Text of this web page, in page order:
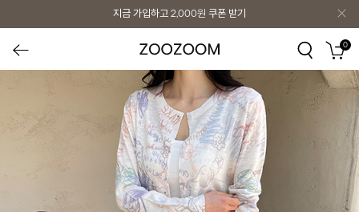
지금 가입하고 2,000원 쿠폰 받기
0